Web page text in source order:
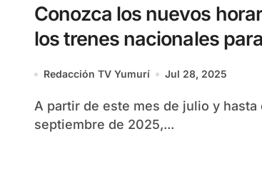
Conozca los nuevos
los trenes nacionales
verano
Redacción TV Yumurí Jul 28, 2025
A partir de este mes de julio y hasta el 30 de
septiembre de 2025,...